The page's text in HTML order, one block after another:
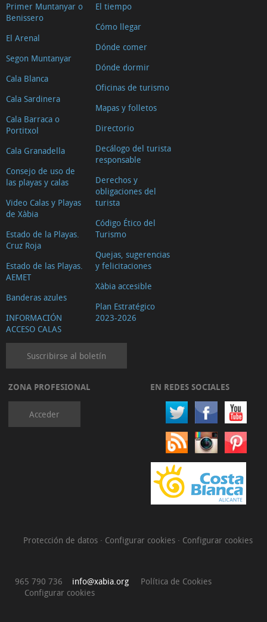
Primer Muntanyar o
Benissero
El Arenal
Segon Muntanyar
Cala Blanca
Cala Sardinera
Cala Barraca o
Portitxol
Cala Granadella
Consejo de uso de
las playas y calas
Video Calas y Playas
de Xàbia
Estado de la Playas.
Cruz Roja
Estado de las Playas.
AEMET
Banderas azules
INFORMACIÓN
ACCESO CALAS
El tiempo
Cómo llegar
Dónde comer
Dónde dormir
Oficinas de turismo
Mapas y folletos
Directorio
Decálogo del turista
responsable
Derechos y
obligaciones del
turista
Código Ético del
Turismo
Quejas, sugerencias
y felicitaciones
Xàbia accesible
Plan Estratégico
2023-2026
Suscribirse al boletín
ZONA PROFESIONAL
Acceder
EN REDES SOCIALES
Protección de datos · Configurar cookies · Configurar cookies
965 790 736 info@xabia.org
Política de Cookies
Configurar cookies